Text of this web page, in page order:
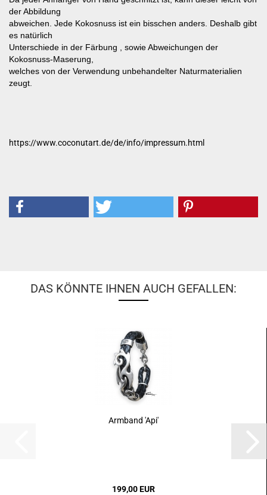
der Abbildung
abweichen. Jede Kokosnuss ist ein bisschen anders. Deshalb gibt
es natürlich
Unterschiede in der Färbung , sowie Abweichungen der
Kokosnuss-Maserung,
welches von der Verwendung unbehandelter Naturmaterialien
zeugt.
https://www.coconutart.de/de/info/impressum.html
DAS KÖNNTE IHNEN AUCH GEFALLEN:
Armband 'Api'
199,00 EUR